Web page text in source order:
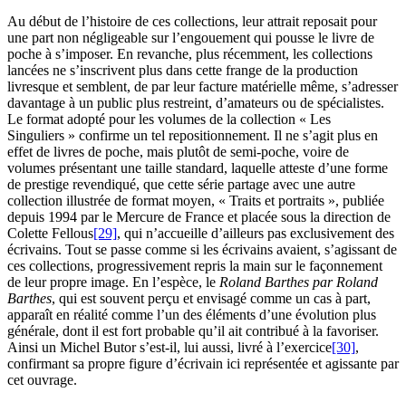
Au début de l’histoire de ces collections, leur attrait reposait pour
une part non négligeable sur l’engouement qui pousse le livre de
poche à s’imposer. En revanche, plus récemment, les collections
lancées ne s’inscrivent plus dans cette frange de la production
livresque et semblent, de par leur facture matérielle même, s’adresser
davantage à un public plus restreint, d’amateurs ou de spécialistes.
Le format adopté pour les volumes de la collection « Les
Singuliers » confirme un tel repositionnement. Il ne s’agit plus en
effet de livres de poche, mais plutôt de semi-poche, voire de
volumes présentant une taille standard, laquelle atteste d’une forme
de prestige revendiqué, que cette série partage avec une autre
collection illustrée de format moyen, « Traits et portraits », publiée
depuis 1994 par le Mercure de France et placée sous la direction de
Colette Fellous[29], qui n’accueille d’ailleurs pas exclusivement des
écrivains. Tout se passe comme si les écrivains avaient, s’agissant de
ces collections, progressivement repris la main sur le façonnement
de leur propre image. En l’espèce, le Roland Barthes par Roland
Barthes, qui est souvent perçu et envisagé comme un cas à part,
apparaît en réalité comme l’un des éléments d’une évolution plus
générale, dont il est fort probable qu’il ait contribué à la favoriser.
Ainsi un Michel Butor s’est-il, lui aussi, livré à l’exercice[30],
confirmant sa propre figure d’écrivain ici représentée et agissante par
cet ouvrage.